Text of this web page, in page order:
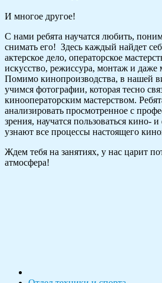
И многое другое!
С нами ребята научатся любить,
снимать его! Здесь каждый найдет
актерское дело, операторское
искусство, режиссура, монтаж и даже
Помимо кинопроизводства, в нашей
учимся фотографии, которая тесно
кинооператорским мастерством.
анализировать просмотренное с
зрения, научатся пользоваться кино-
узнают все процессы настоящего
Ждем тебя на занятиях, у нас царит
атмосфера!